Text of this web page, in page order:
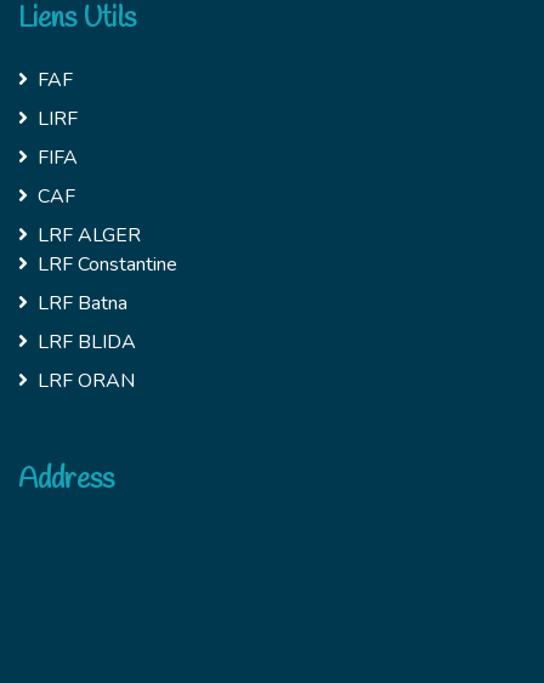
Liens Utils
FAF
LIRF
FIFA
CAF
LRF ALGER
LRF Constantine
LRF Batna
LRF BLIDA
LRF ORAN
Address